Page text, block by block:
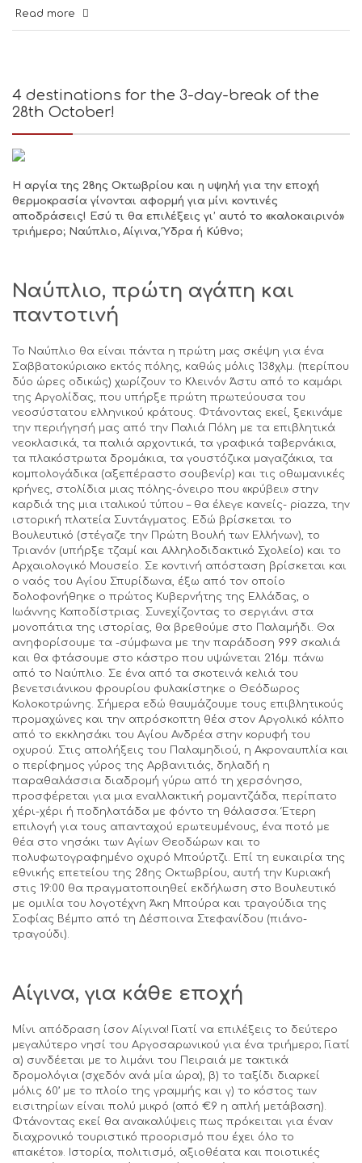
Read more
4 destinations for the 3-day-break of the
28th October!
Η αργία της 28ης Οκτωβρίου και η υψηλή για την εποχή
θερμοκρασία γίνονται αφορμή για μίνι κοντινές
αποδράσεις! Εσύ τι θα επιλέξεις γι’ αυτό το «καλοκαιρινό»
τριήμερο; Ναύπλιο, Αίγινα, Ύδρα ή Κύθνο;
Ναύπλιο, πρώτη αγάπη και
παντοτινή
Το Ναύπλιο θα είναι πάντα η πρώτη μας σκέψη για ένα
Σαββατοκύριακο εκτός πόλης, καθώς μόλις 138χλμ. (περίπου
δύο ώρες οδικώς) χωρίζουν το Κλεινόν Άστυ από το καμάρι
της Αργολίδας, που υπήρξε πρώτη πρωτεύουσα του
νεοσύστατου ελληνικού κράτους. Φτάνοντας εκεί, ξεκινάμε
την περιήγησή μας από την Παλιά Πόλη με τα επιβλητικά
νεοκλασικά, τα παλιά αρχοντικά, τα γραφικά ταβερνάκια,
τα πλακόστρωτα δρομάκια, τα γουστόζικα μαγαζάκια, τα
κομπολογάδικα (αξεπέραστο σουβενίρ) και τις οθωμανικές
κρήνες, στολίδια μιας πόλης-όνειρο που «κρύβει» στην
καρδιά της μια ιταλικού τύπου – θα έλεγε κανείς- piazza, την
ιστορική πλατεία Συντάγματος. Εδώ βρίσκεται το
Βουλευτικό (στέγαζε την Πρώτη Βουλή των Ελλήνων), το
Τριανόν (υπήρξε τζαμί και Αλληλοδιδακτικό Σχολείο) και το
Αρχαιολογικό Μουσείο. Σε κοντινή απόσταση βρίσκεται και
ο ναός του Αγίου Σπυρίδωνα, έξω από τον οποίο
δολοφονήθηκε ο πρώτος Κυβερνήτης της Ελλάδας, ο
Ιωάννης Καποδίστριας. Συνεχίζοντας το σεργιάνι στα
μονοπάτια της ιστορίας, θα βρεθούμε στο Παλαμήδι. Θα
ανηφορίσουμε τα -σύμφωνα με την παράδοση 999 σκαλιά
και θα φτάσουμε στο κάστρο που υψώνεται 216μ. πάνω
από το Ναύπλιο. Σε ένα από τα σκοτεινά κελιά του
βενετσιάνικου φρουρίου φυλακίστηκε ο Θεόδωρος
Κολοκοτρώνης. Σήμερα εδώ θαυμάζουμε τους επιβλητικούς
προμαχώνες και την απρόσκοπτη θέα στον Αργολικό κόλπο
από το εκκλησάκι του Αγίου Ανδρέα στην κορυφή του
οχυρού. Στις απολήξεις του Παλαμηδιού, η Ακροναυπλία και
ο περίφημος γύρος της Αρβανιτιάς, δηλαδή η
παραθαλάσσια διαδρομή γύρω από τη χερσόνησο,
προσφέρεται για μια εναλλακτική ρομαντζάδα, περίπατο
χέρι-χέρι ή ποδηλατάδα με φόντο τη θάλασσα. Έτερη
επιλογή για τους απανταχού ερωτευμένους, ένα ποτό με
θέα στο νησάκι των Αγίων Θεοδώρων και το
πολυφωτογραφημένο οχυρό Μπούρτζι. Επί τη ευκαιρία της
εθνικής επετείου της 28ης Οκτωβρίου, αυτή την Κυριακή
στις 19:00 θα πραγματοποιηθεί εκδήλωση στο Βουλευτικό
με ομιλία του λογοτέχνη Άκη Μπούρα και τραγούδια της
Σοφίας Βέμπο από τη Δέσποινα Στεφανίδου (πιάνο-
τραγούδι).
Αίγινα, για κάθε εποχή
Μίνι απόδραση ίσον Αίγινα! Γιατί να επιλέξεις το δεύτερο
μεγαλύτερο νησί του Αργοσαρωνικού για ένα τριήμερο; Γιατί
α) συνδέεται με το λιμάνι του Πειραιά με τακτικά
δρομολόγια (σχεδόν ανά μία ώρα), β) το ταξίδι διαρκεί
μόλις 60’ με το πλοίο της γραμμής και γ) το κόστος των
εισιτηρίων είναι πολύ μικρό (από €9 η απλή μετάβαση).
Φτάνοντας εκεί θα ανακαλύψεις πως πρόκειται για έναν
διαχρονικό τουριστικό προορισμό που έχει όλο το
«πακέτο». Ιστορία, πολιτισμό, αξιοθέατα και ποιοτικές